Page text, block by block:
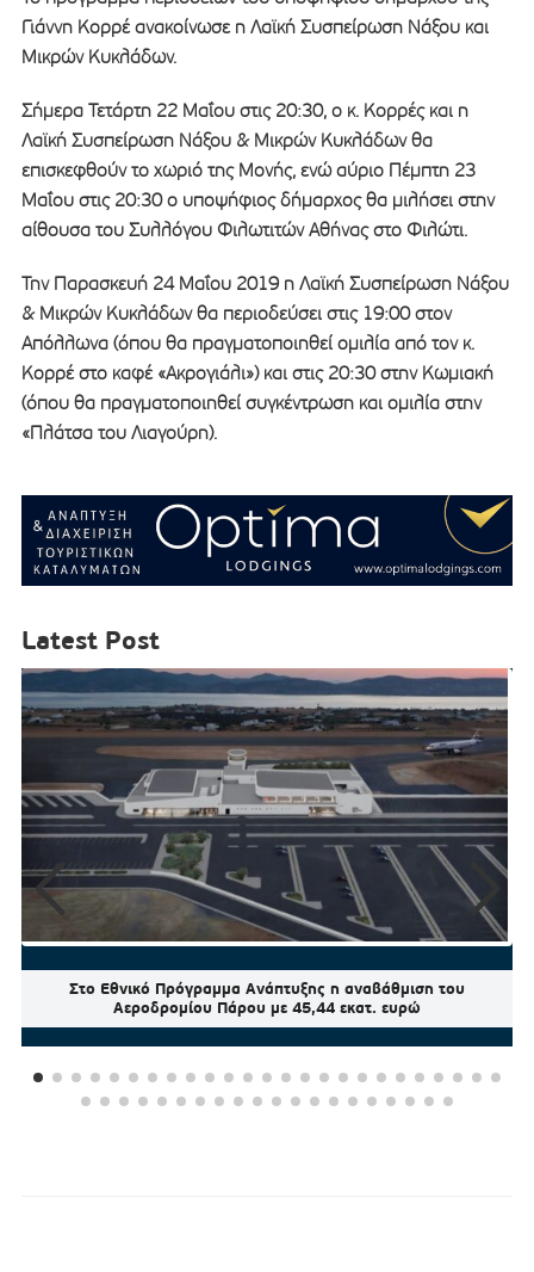
Γιάννη Κορρέ ανακοίνωσε η Λαϊκή Συσπείρωση Νάξου και
Μικρών Κυκλάδων.
Σήμερα Τετάρτη 22 Μαΐου στις 20:30, ο κ. Κορρές και η
Λαϊκή Συσπείρωση Νάξου & Μικρών Κυκλάδων θα
επισκεφθούν το χωριό της Μονής, ενώ αύριο Πέμπτη 23
Μαΐου στις 20:30 ο υποψήφιος δήμαρχος θα μιλήσει στην
αίθουσα του Συλλόγου Φιλωτιτών Αθήνας στο Φιλώτι.
Την Παρασκευή 24 Μαΐου 2019 η Λαϊκή Συσπείρωση Νάξου
& Μικρών Κυκλάδων θα περιοδεύσει στις 19:00 στον
Απόλλωνα (όπου θα πραγματοποιηθεί ομιλία από τον κ.
Κορρέ στο καφέ «Ακρογιάλι») και στις 20:30 στην Κωμιακή
(όπου θα πραγματοποιηθεί συγκέντρωση και ομιλία στην
«Πλάτσα του Λιαγούρη).
Latest Post
Στο Εθνικό Πρόγραμμα Ανάπτυξης η αναβάθμιση του
Αεροδρομίου Πάρου με 45,44 εκατ. ευρώ